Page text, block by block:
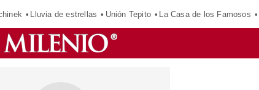
Lluvia de estrellas Unión Tepito La Casa de los Famosos